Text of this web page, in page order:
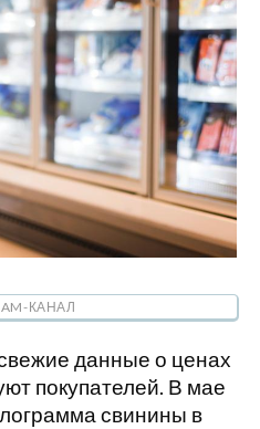
КАНАЛ
данные о ценах
покупателей. В мае
свинины в